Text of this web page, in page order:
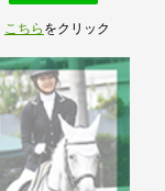
こちら をクリック